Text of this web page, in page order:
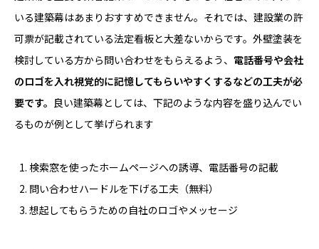
いる建築幕はあまりおすすめできません。それでは、建設業の許
可票が記載されている法定看板と大差ないからです。外壁塗装を
検討している方から問い合わせをもらえるよう、 電話番号や会社
のロゴを入れ視覚的に記憶してもらいやすくするなどの工夫が必
要です。 良い建築幕としては、下記のような内容を盛り込んでい
るものが例として挙げられます
検索窓を使ったホームページへの誘導、電話番号の記載
問い合わせハードルを下げる工夫（無料）
想起してもらうための自社のロゴやメッセージ